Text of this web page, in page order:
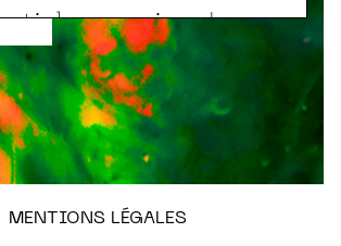
au service de
PLV, animation
le champ des possibles en
sensoriel est infini. Prise de
mais aussi visuelles,
technologies pour vous offrir
MENTIONS LÉGALES